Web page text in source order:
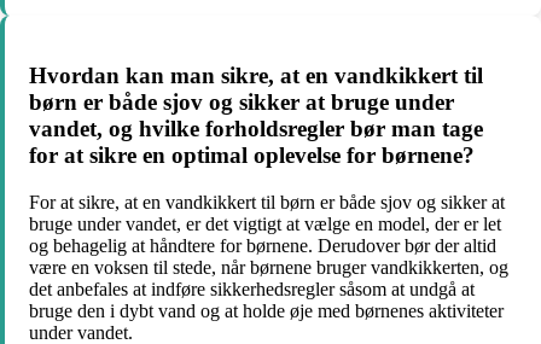
Hvordan kan man sikre, at en vandkikkert til
børn er både sjov og sikker at bruge under
vandet, og hvilke forholdsregler bør man tage
for at sikre en optimal oplevelse for børnene?
For at sikre, at en vandkikkert til børn er både sjov og sikker at
bruge under vandet, er det vigtigt at vælge en model, der er let
og behagelig at håndtere for børnene. Derudover bør der altid
være en voksen til stede, når børnene bruger vandkikkerten, og
det anbefales at indføre sikkerhedsregler såsom at undgå at
bruge den i dybt vand og at holde øje med børnenes aktiviteter
under vandet.